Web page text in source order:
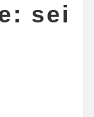
sei